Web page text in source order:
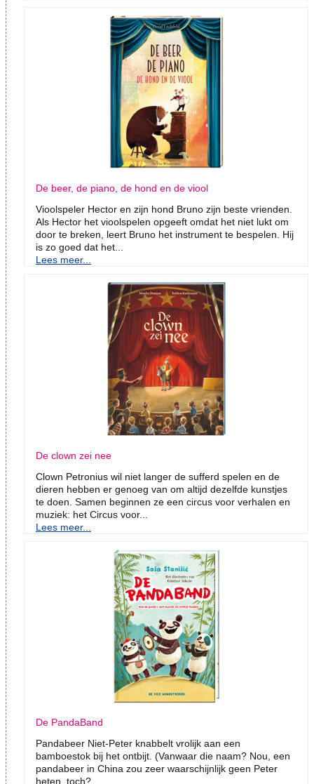
De beer, de piano, de hond en de viool
Vioolspeler Hector en zijn hond Bruno zijn beste vrienden.
Als Hector het vioolspelen opgeeft omdat het niet lukt om
door te breken, leert Bruno het instrument te bespelen. Hij
is zo goed dat het...
Lees meer...
De clown zei nee
Clown Petronius wil niet langer de sufferd spelen en de
dieren hebben er genoeg van om altijd dezelfde kunstjes
te doen. Samen beginnen ze een circus voor verhalen en
muziek: het Circus voor...
Lees meer...
De PandaBand
Pandabeer Niet-Peter knabbelt vrolijk aan een
bamboestok bij het ontbijt. (Vanwaar die naam? Nou, een
pandabeer in China zou zeer waarschijnlijk geen Peter
heten, toch?